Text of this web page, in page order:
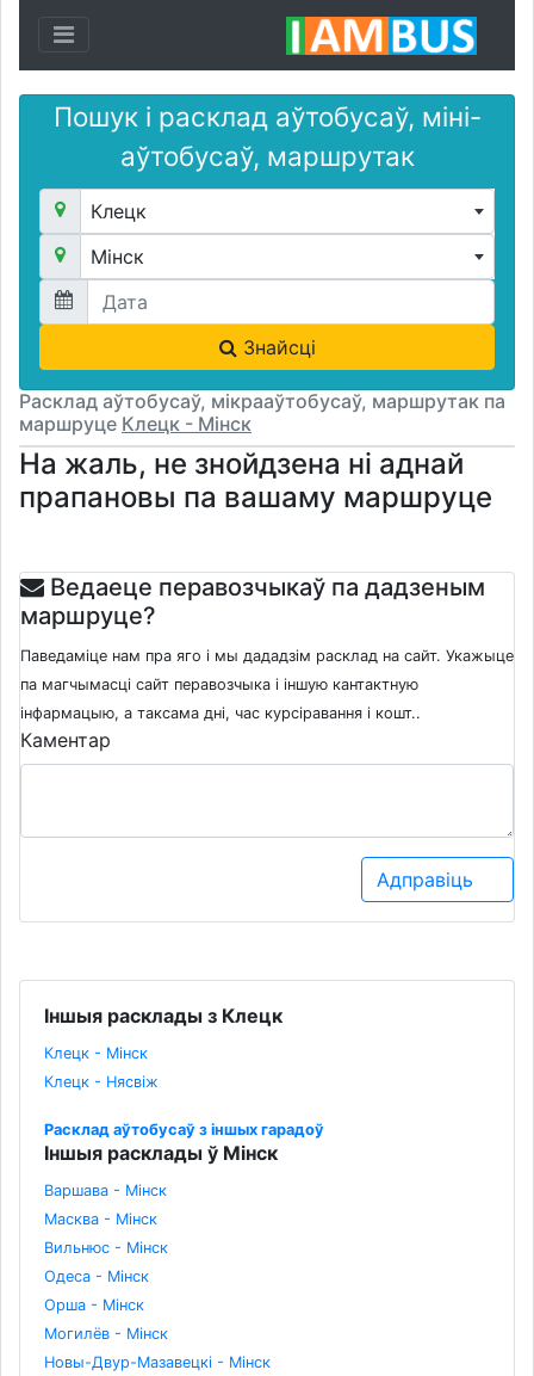
Toggle navigation
Пошук і расклад аўтобусаў, міні-
аўтобусаў, маршрутак
Клецк
Мінск
Знайсці
Расклад аўтобусаў, мікрааўтобусаў, маршрутак па
маршруце Клецк - Мінск
На жаль, не знойдзена ні аднай
прапановы па вашаму маршруце
Ведаеце перавозчыкаў па дадзеным
маршруце?
Паведаміце нам пра яго і мы дададзім расклад на сайт. Укажыце
па магчымасці сайт перавозчыка і іншую кантактную
інфармацыю, а таксама дні, час курсіравання і кошт..
Каментар
Адправіць
Іншыя расклады з Клецк
Клецк - Мінск
Клецк - Нясвіж
Расклад аўтобусаў з іншых гарадоў
Іншыя расклады ў Мінск
Варшава - Мінск
Масква - Мінск
Вильнюс - Мінск
Одеса - Мінск
Орша - Мінск
Могилёв - Мінск
Новы-Двур-Мазавецкі - Мінск